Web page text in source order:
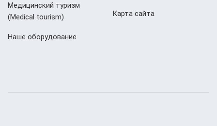
Медицинский туризм
(Мedical tourism)
Наше оборудование
Карта сайта